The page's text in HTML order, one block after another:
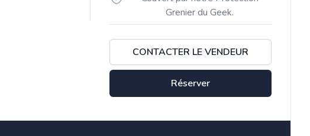
Grenier du Geek.
CONTACTER LE VENDEUR
Réserver